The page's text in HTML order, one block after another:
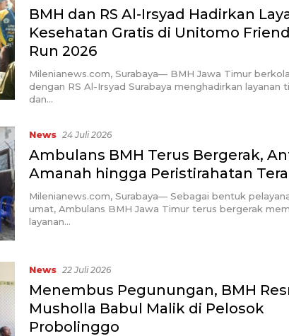
BMH dan RS Al-Irsyad Hadirkan
Kesehatan Gratis di Unitomo
Run 2026
Milenianews.com, Surabaya— BMH Jawa Timur
dengan RS Al-Irsyad Surabaya menghadirkan layanan
dan…
News 24 Juli 2026
Ambulans BMH Terus Bergerak,
Amanah hingga Peristirahatan
Milenianews.com, Surabaya— Sebagai bentuk
umat, Ambulans BMH Jawa Timur terus bergerak
layanan…
News 22 Juli 2026
Menembus Pegunungan, BMH
Musholla Babul Malik di Pelosok
Probolinggo